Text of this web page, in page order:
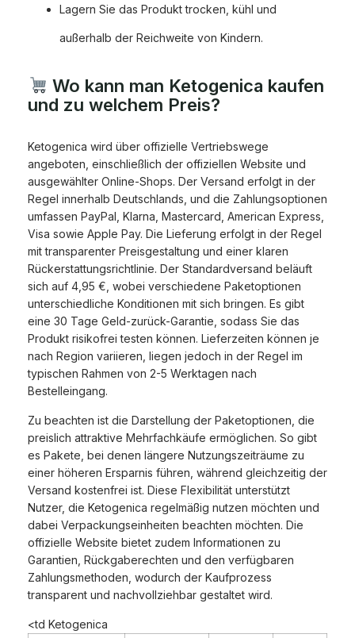
Lagern Sie das Produkt trocken, kühl und
außerhalb der Reichweite von Kindern.
Wo kann man Ketogenica kaufen
und zu welchem Preis?
Ketogenica wird über offizielle Vertriebswege
angeboten, einschließlich der offiziellen Website und
ausgewählter Online-Shops. Der Versand erfolgt in der
Regel innerhalb Deutschlands, und die Zahlungsoptionen
umfassen PayPal, Klarna, Mastercard, American Express,
Visa sowie Apple Pay. Die Lieferung erfolgt in der Regel
mit transparenter Preisgestaltung und einer klaren
Rückerstattungsrichtlinie. Der Standardversand beläuft
sich auf 4,95 €, wobei verschiedene Paketoptionen
unterschiedliche Konditionen mit sich bringen. Es gibt
eine 30 Tage Geld-zurück-Garantie, sodass Sie das
Produkt risikofrei testen können. Lieferzeiten können je
nach Region variieren, liegen jedoch in der Regel im
typischen Rahmen von 2-5 Werktagen nach
Bestelleingang.
Zu beachten ist die Darstellung der Paketoptionen, die
preislich attraktive Mehrfachkäufe ermöglichen. So gibt
es Pakete, bei denen längere Nutzungszeiträume zu
einer höheren Ersparnis führen, während gleichzeitig der
Versand kostenfrei ist. Diese Flexibilität unterstützt
Nutzer, die Ketogenica regelmäßig nutzen möchten und
dabei Verpackungseinheiten beachten möchten. Die
offizielle Website bietet zudem Informationen zu
Garantien, Rückgaberechten und den verfügbaren
Zahlungsmethoden, wodurch der Kaufprozess
transparent und nachvollziehbar gestaltet wird.
<td Ketogenica